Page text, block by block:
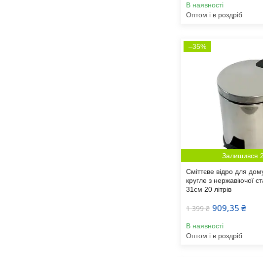
В наявності
Оптом і в роздріб
–35%
Залишився
Сміттєве відро для
кругле з нержавіючої
31см 20 літрів
1 399 ₴ 909,35 ₴
В наявності
Оптом і в роздріб